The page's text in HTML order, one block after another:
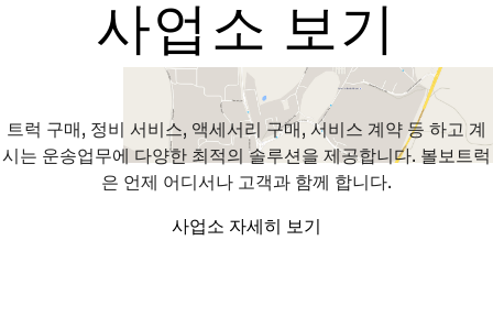
사업소 보기
트럭 구매, 정비 서비스, 액세서리 구매, 서비스 계약 등 하고 계
시는 운송업무에 다양한 최적의 솔루션을 제공합니다. 볼보트럭
은 언제 어디서나 고객과 함께 합니다.
사업소 자세히 보기